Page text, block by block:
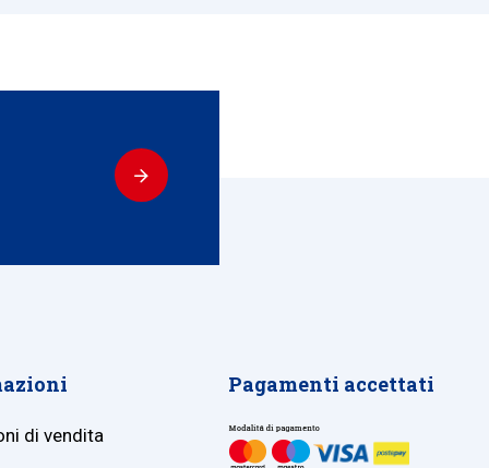
di vendita
Pagamenti accettati